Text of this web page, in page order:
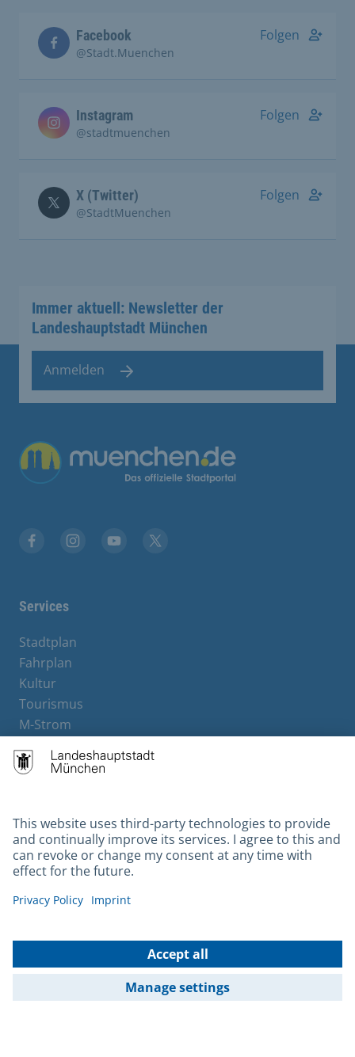
Facebook
@Stadt.Muenchen
Folgen
Instagram
@stadtmuenchen
Folgen
X (Twitter)
@StadtMuenchen
Folgen
Immer aktuell: Newsletter der
Landeshauptstadt München
Anmelden
Übergreifende Links
Services
Stadtplan
Fahrplan
Kultur
Tourismus
M-Strom
Hotels
Contact
Barrierefreiheit
Leichte Sprache
Gebärdensprache
Kontakt